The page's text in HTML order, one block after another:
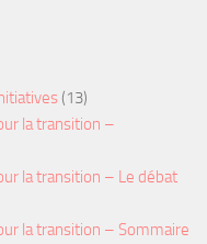
(13)
la transition –
la transition – Le débat
la transition – Sommaire